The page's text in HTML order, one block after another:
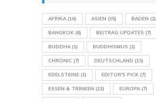
AFRIKA(16) ASIEN (35) BADEN (2)
BANGKOK (6) BEITRAG UPDATES (7)
BUDDHA(1) BUDDHISMUS (2)
CHRONIC (7) DEUTSCHLAND (13)
EDELSTEINE (1) EDITOR'S PICK (7)
ESSEN & TRINKEN (13) EUROPA(7)